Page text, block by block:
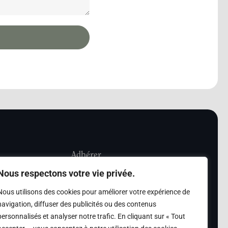
respectons votre vie privée.
utilisons des cookies pour améliorer votre expérience de
diffuser des publicités ou des contenus
et analyser notre trafic. En cliquant sur « Tout
Les Amis de
de la
archives des Amis
Adhérer
Adhésion